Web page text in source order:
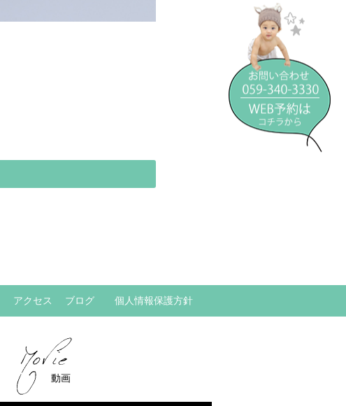
アクセス ブログ 個人情報保護方針
動画